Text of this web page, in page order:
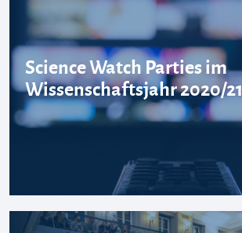
Science Watch Parties im
Wissenschaftsjahr 2020/21